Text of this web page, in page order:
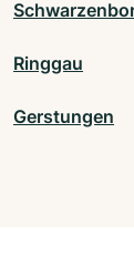
Ringgau
Gerstungen